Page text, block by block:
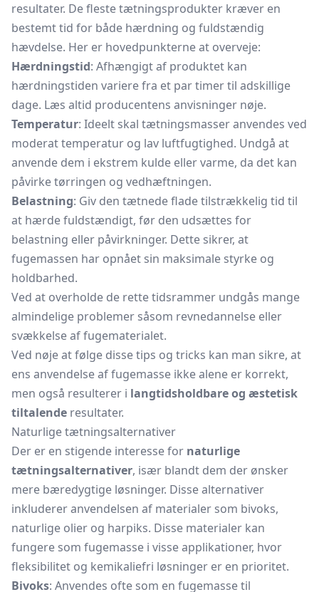
resultater. De fleste tætningsprodukter kræver en
bestemt tid for både hærdning og fuldstændig
hævdelse. Her er hovedpunkterne at overveje:
Hærdningstid: Afhængigt af produktet kan
hærdningstiden variere fra et par timer til adskillige
dage. Læs altid producentens anvisninger nøje.
Temperatur: Ideelt skal tætningsmasser anvendes ved
moderat temperatur og lav luftfugtighed. Undgå at
anvende dem i ekstrem kulde eller varme, da det kan
påvirke tørringen og vedhæftningen.
Belastning: Giv den tætnede flade tilstrækkelig tid til
at hærde fuldstændigt, før den udsættes for
belastning eller påvirkninger. Dette sikrer, at
fugemassen har opnået sin maksimale styrke og
holdbarhed.
Ved at overholde de rette tidsrammer undgås mange
almindelige problemer såsom revnedannelse eller
svækkelse af fugematerialet.
Ved nøje at følge disse tips og tricks kan man sikre, at
ens anvendelse af fugemasse ikke alene er korrekt,
men også resulterer i langtidsholdbare og æstetisk
tiltalende resultater.
Naturlige tætningsalternativer
Der er en stigende interesse for naturlige
tætningsalternativer, især blandt dem der ønsker
mere bæredygtige løsninger. Disse alternativer
inkluderer anvendelsen af materialer som bivoks,
naturlige olier og harpiks. Disse materialer kan
fungere som fugemasse i visse applikationer, hvor
fleksibilitet og kemikaliefri løsninger er en prioritet.
Bivoks: Anvendes ofte som en fugemasse til